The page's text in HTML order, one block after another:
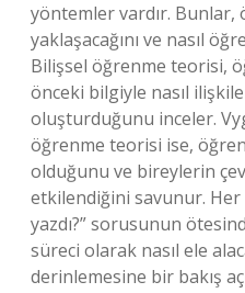
yöntemler vardır. Bunlar,
yaklaşacağını ve nasıl
Bilişsel öğrenme teorisi,
önceki bilgiyle nasıl
oluşturduğunu inceler.
öğrenme teorisi ise,
olduğunu ve bireylerin
etkilendiğini savunur. Her
yazdı?” sorusunun
süreci olarak nasıl ele
derinlemesine bir bakış